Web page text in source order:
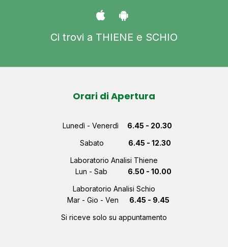
Ci trovi a THIENE e SCHIO
Orari di Apertura
Lunedì - Venerdì
6.45 - 20.30
Sabato
6.45 - 12.30
Laboratorio Analisi Thiene
Lun - Sab
6.50 - 10.00
Laboratorio Analisi Schio
Mar - Gio - Ven
6.45 - 9.45
Si riceve solo su appuntamento